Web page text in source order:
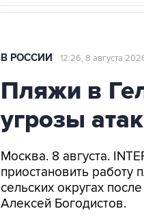
В РОССИИ 12:26, 8 августа
Пляжи в
угрозы
Москва. 8 августа.
приостановить
сельских округах
Алексей Богодистов.